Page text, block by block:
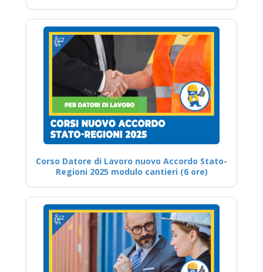
Corso Datore di Lavoro nuovo Accordo Stato-
Regioni 2025 modulo cantieri (6 ore)